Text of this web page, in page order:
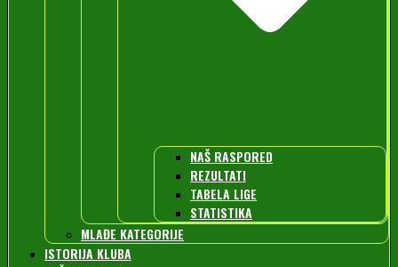
NAŠ RASPORED
REZULTATI
TABELA LIGE
STATISTIKA
MLAĐE KATEGORIJE
ISTORIJA KLUBA